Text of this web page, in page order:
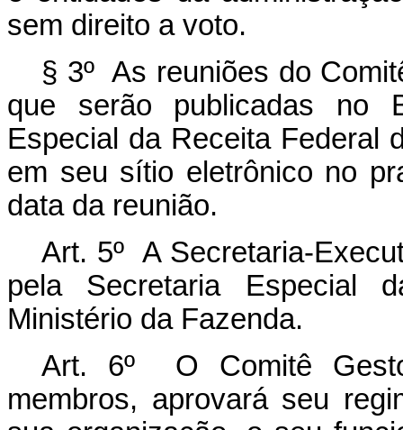
sem direito a voto.
§ 3º As reuniões do
que serão publicadas no
Especial da Receita Federal
em seu sítio eletrônico no
data da reunião.
Art. 5º A Secretaria-
pela Secretaria Especial
Ministério da Fazenda.
Art. 6º O Comitê
membros, aprovará seu